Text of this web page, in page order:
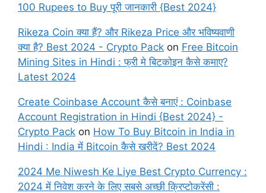
100 Rupees to Buy पूरी जानकारी {Best 2024}
Rikeza Coin क्या हैं? और Rikeza Price और भविष्यवाणी
क्या है? Best 2024 - Crypto Pack on Free Bitcoin
Mining Sites in Hindi : फ्री मे बिटकोइन कैसे कमाए?
Latest 2024
Create Coinbase Account कैसे बनाएं : Coinbase
Account Registration in Hindi {Best 2024} -
Crypto Pack on How To Buy Bitcoin in India in
Hindi : India में Bitcoin कैसे खरीदें? Best 2024
2024 Me Niwesh Ke Liye Best Crypto Currency :
2024 में निवेश करने के लिए सबसे अच्छी क्रिप्टोकरेंसी :